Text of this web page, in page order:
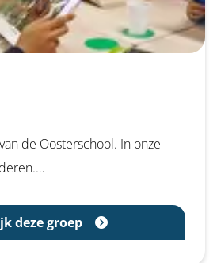
de Oosterschool. In onze
deze groep